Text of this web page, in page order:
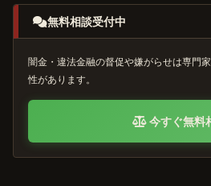
無料相談受付中
闇金・違法金融の督促や嫌がらせは専門
性があります。
今すぐ無料